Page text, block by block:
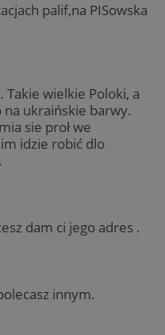
palif,na PISowska
wielkie Poloki, a
na ukraińskie barwy.
sie proł we
idzie robić dlo
dam ci jego adres .
innym.